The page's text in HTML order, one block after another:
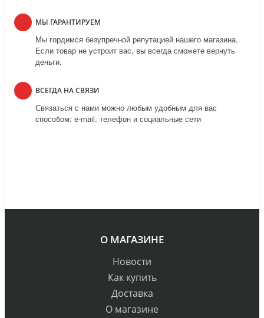
МЫ ГАРАНТИРУЕМ
Мы гордимся безупречной репутацией нашего магазина.
Если товар не устроит вас, вы всегда сможете вернуть
деньги.
ВСЕГДА НА СВЯЗИ
Связаться с нами можно любым удобным для вас
способом: e-mail, телефон и социальные сети
О МАГАЗИНЕ
Новости
Как купить
Доставка
О магазине